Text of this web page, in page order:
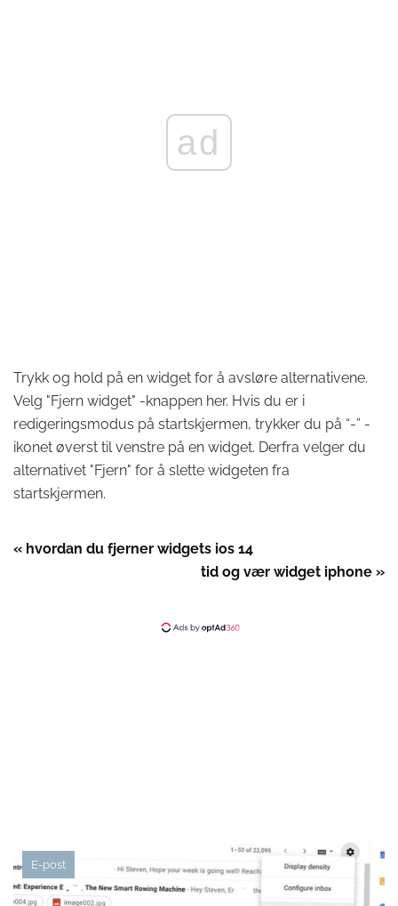
ad
Trykk og hold på en widget for å avsløre alternativene.
Velg "Fjern widget" -knappen her. Hvis du er i
redigeringsmodus på startskjermen, trykker du på “-” -
ikonet øverst til venstre på en widget. Derfra velger du
alternativet "Fjern" for å slette widgeten fra
startskjermen.
« hvordan du fjerner widgets ios 14
tid og vær widget iphone »
E-post